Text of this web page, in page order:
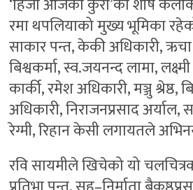
रमा थपलियाको मुख्य भूमिका
साकार पन्त, केकी अधिकारी, ऋचा
बिश्वकर्मा, स्व.जयनन्द लामा,
कार्की, रमेश अधिकारी, मञ्जु
अधिकारी, निराजनप्रसाद
रेग्मी, रिहान केसी लगायतले
रवि सायमीले खिचेको यो